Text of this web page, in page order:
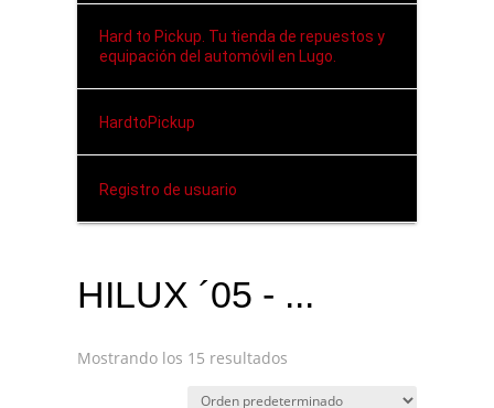
Hard to Pickup. Tu tienda de repuestos y
equipación del automóvil en Lugo.
HardtoPickup
Registro de usuario
HILUX ´05 - ...
Mostrando los 15 resultados